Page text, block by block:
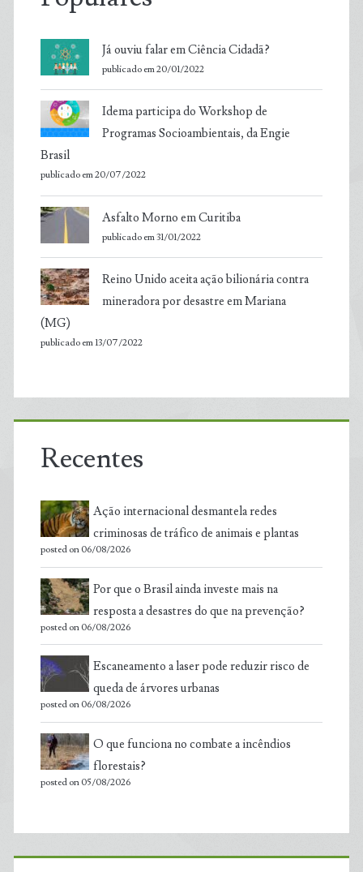
Já ouviu falar em Ciência Cidadã?
publicado em 20/01/2022
Idema participa do Workshop de
Programas Socioambientais, da Engie
Brasil
publicado em 20/07/2022
Asfalto Morno em Curitiba
publicado em 31/01/2022
Reino Unido aceita ação bilionária contra
mineradora por desastre em Mariana
(MG)
publicado em 13/07/2022
Recentes
Ação internacional desmantela redes
criminosas de tráfico de animais e plantas
posted on 06/08/2026
Por que o Brasil ainda investe mais na
resposta a desastres do que na prevenção?
posted on 06/08/2026
Escaneamento a laser pode reduzir risco de
queda de árvores urbanas
posted on 06/08/2026
O que funciona no combate a incêndios
florestais?
posted on 05/08/2026